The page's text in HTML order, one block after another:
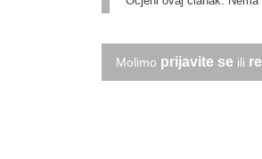
Molimo prijavite se ili